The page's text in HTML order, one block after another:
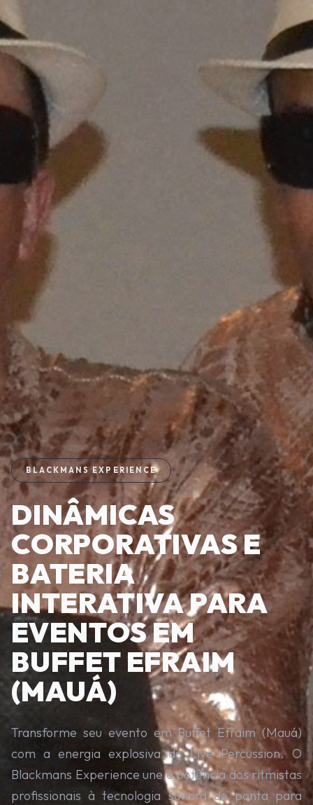
BLACKMANS EXPERIENCE
DINÂMICAS
CORPORATIVAS E
BATERIA
INTERATIVA PARA
EVENTOS EM
BUFFET EFRAIM
(MAUÁ)
Transforme seu evento em Buffet Efraim (Mauá)
com a energia explosiva do Live Percussion. O
Blackmans Experience une a potência dos ritmistas
profissionais à tecnologia sonora de ponta para